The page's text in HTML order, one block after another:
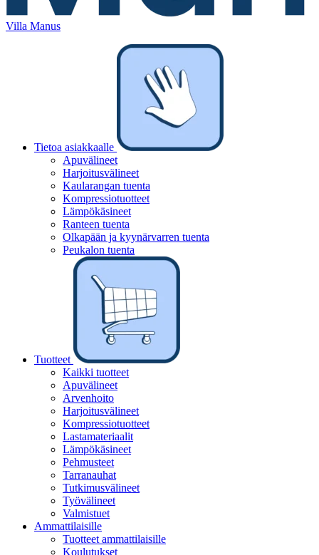
Villa Manus
Tietoa asiakkaalle
Apuvälineet
Harjoitusvälineet
Kaularangan tuenta
Kompressiotuotteet
Lämpökäsineet
Ranteen tuenta
Olkapään ja kyynärvarren tuenta
Peukalon tuenta
Tuotteet
Kaikki tuotteet
Apuvälineet
Arvenhoito
Harjoitusvälineet
Kompressiotuotteet
Lastamateriaalit
Lämpökäsineet
Pehmusteet
Tarranauhat
Tutkimusvälineet
Työvälineet
Valmistuet
Ammattilaisille
Tuotteet ammattilaisille
Koulutukset